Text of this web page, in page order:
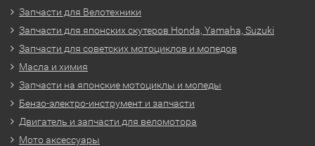
Запчасти для Велотехники
Запчасти для японских скутеров Honda, Yamaha, Suzuki
Запчасти для советских мотоциклов и мопедов
Масла и химия
Запчасти на японские мотоциклы и мопеды
Бензо-электро-инструмент и запчасти
Двигатель и запчасти для веломотора
Мото аксессуары